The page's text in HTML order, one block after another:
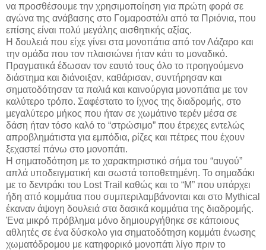
να προσθέσουμε την χρησιμοποίηση για πρώτη φορά σε
αγώνα της ανάβασης στο Γομαροστάλι από τα Πριόνια, που
επίσης είναι πολύ μεγάλης αισθητικής αξίας.
Η δουλειά που είχε γίνει στα μονοπάτια από τον Λάζαρο και
την ομάδα που τον πλαισιώνει ήταν κάτι το μοναδικό.
Πραγματικά έδωσαν τον εαυτό τους όλο το προηγούμενο
διάστημα και διάνοιξαν, καθάρισαν, συντήρησαν και
σηματοδότησαν τα παλιά και καινούργια μονοπάτια με τον
καλύτερο τρόπο. Σαφέστατο το ίχνος της διαδρομής, στο
μεγαλύτερο μήκος που ήταν σε χωμάτινο τερέν μέσα σε
δάση ήταν τόσο καλό το “στρώσιμο” που έτρεχες εντελώς
απροβλημάτιστα για εμπόδια, ρίζες και πέτρες που έχουν
ξεχαστεί πάνω στο μονοπάτι.
Η σηματοδότηση με το χαρακτηριστικό σήμα του “αυγού”
απλά υποδειγματική και σωστά τοποθετημένη. Το σημαδάκι
με το δεντράκι του Lost Trail καθώς και το “M” που υπάρχει
ήδη από κομμάτια που συμπεριλαμβάνονται και στο Mythical
έκαναν άψογη δουλειά στα δασικά κομμάτια της διαδρομής.
Ένα μικρό πρόβλημα μόνο δημιουργήθηκε σε κάποιους
αθλητές σε ένα δύσκολο για σηματοδότηση κομμάτι ένωσης
χωματόδρομου με κατηφορικό μονοπάτι λίγο πριν το